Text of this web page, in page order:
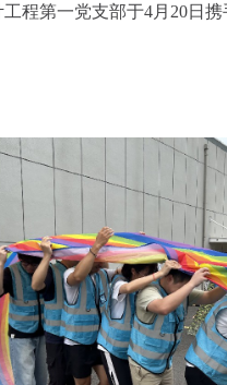
程第一党支部于4月20日